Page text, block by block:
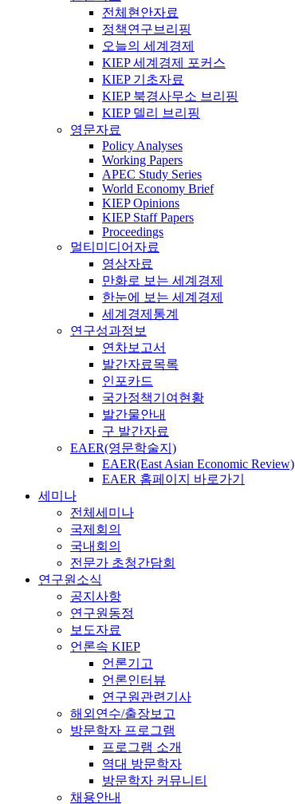
전체현안자료
정책연구브리핑
오늘의 세계경제
KIEP 세계경제 포커스
KIEP 기초자료
KIEP 북경사무소 브리핑
KIEP 델리 브리핑
영문자료
Policy Analyses
Working Papers
APEC Study Series
World Economy Brief
KIEP Opinions
KIEP Staff Papers
Proceedings
멀티미디어자료
영상자료
만화로 보는 세계경제
한눈에 보는 세계경제
세계경제통계
연구성과정보
연차보고서
발간자료목록
인포카드
국가정책기여현황
발간물안내
구 발간자료
EAER(영문학술지)
EAER(East Asian Economic Review)
EAER 홈페이지 바로가기
세미나
전체세미나
국제회의
국내회의
전문가 초청간담회
연구원소식
공지사항
연구원동정
보도자료
언론속 KIEP
언론기고
언론인터뷰
연구원관련기사
해외연수/출장보고
방문학자 프로그램
프로그램 소개
역대 방문학자
방문학자 커뮤니티
채용안내